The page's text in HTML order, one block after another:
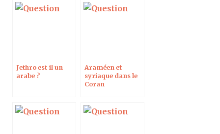
Jethro est-il un
arabe ?
Araméen et
syriaque dans le
Coran